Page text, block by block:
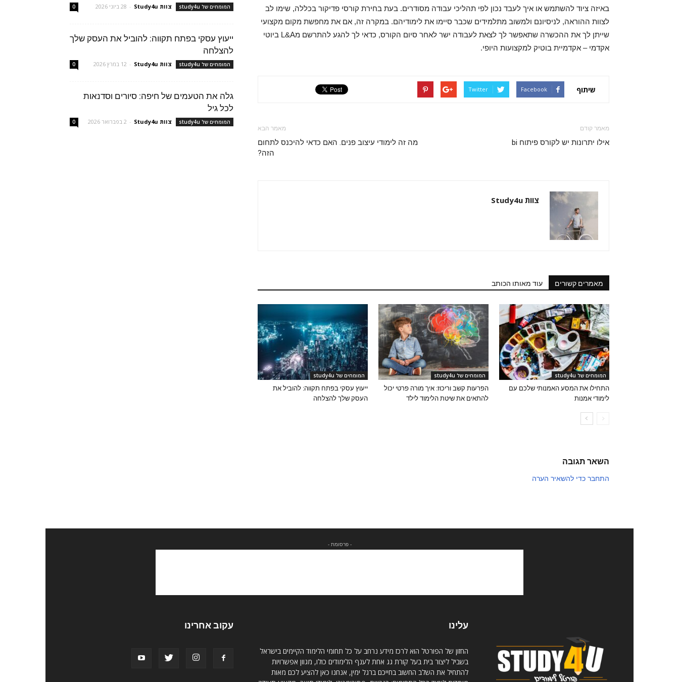
באיזה ציוד להשתמש או איך לעבד נכון לפי תהליכי עבודה מסודרים. בעת בחירת קורסי פדיקור בכללה, שימו לב
לצוות ההוראה, לניסיונם ולמשוב מתלמידים שכבר סיימו את לימודיהם. במקרה זה, אם את מחפשת מקום מקצועי
שייתן לך את ההכשרה שתאפשר לך לצאת לעבודה ישר לאחר סיום הקורס, כדאי לך להגע להתרשם מL&A ביוטי
אקדמי – אקדמיית בוטיק למקצועות היופי.
שיתוף Facebook
Twitter
מאמר קודם
אילו יתרונות יש לקורס פיתוח bi
מאמר הבא
מה זה לימודי עיצוב פנים. האם כדאי להיכנס לתחום
הזה?
צוות Study4u
מאמרים קשורים עוד מאותו הכותב
המומחים של study4u
התחילו את המסע האמנותי שלכם עם
לימודי אמנות
המומחים של study4u
הפרעות קשב וריכוז: איך מורה פרטי יכול
להתאים את שיטת הלימוד לילד
המומחים של study4u
ייעוץ עסקי בפתח תקווה: להוביל את
העסק שלך להצלחה
השאר תגובה
התחבר כדי להשאיר הערה
המומחים של study4u צוות Study4u - 28 ביוני 2026 0
ייעוץ עסקי בפתח תקווה: להוביל את העסק שלך
להצלחה
המומחים של study4u צוות Study4u - 12 במרץ 2026 0
גלה את הטעמים של חיפה: סיורים וסדנאות
לכל גיל
המומחים של study4u צוות Study4u - 2 בפברואר 2026 0
- פרסומת -
עלינו
החזון של הפורטל הוא לרכז מידע נרחב על כל תחומי הלימוד הקיימים בישראל
בשביל ליצור בית בעל קורת גג אחת לענף הלימודים כולו, מגוון אפשרויות
להתחיל את השלב החשוב בחייכם ברגל ימין, אנחנו כאן להציע לכם מאות
עקוב אחרינו